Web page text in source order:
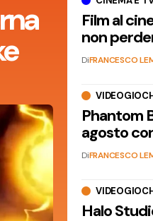
Film al
non
DiFRANCESCO
Phantom
agosto
DiFRANCESCO
Halo